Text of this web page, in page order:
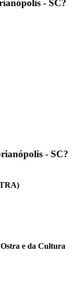
- SC?
- SC?
e da Cultura